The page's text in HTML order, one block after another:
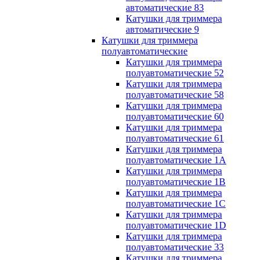
автоматические 83
Катушки для триммера
автоматические 9
Катушки для триммера
полуавтоматические
Катушки для триммера
полуавтоматические 52
Катушки для триммера
полуавтоматические 58
Катушки для триммера
полуавтоматические 60
Катушки для триммера
полуавтоматические 61
Катушки для триммера
полуавтоматические 1A
Катушки для триммера
полуавтоматические 1B
Катушки для триммера
полуавтоматические 1C
Катушки для триммера
полуавтоматические 1D
Катушки для триммера
полуавтоматические 33